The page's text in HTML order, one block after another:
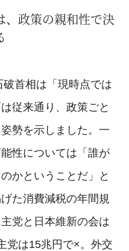
、政策の親和性で決
首相は「現時点では
従来通り、政策ごと
勢を示しました。一
性については「誰が
かということだ」と
た消費減税の年間規
党と日本維新の会は
党は15兆円で×。外交